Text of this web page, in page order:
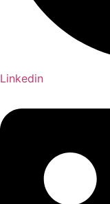
Linkedin